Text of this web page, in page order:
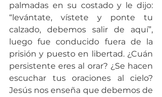
palmadas en su costado y le dijo:
“levántate, vístete y ponte tu
calzado, debemos salir de aquí”,
luego fue conducido fuera de la
prisión y puesto en libertad. ¿Cuán
persistente eres al orar? ¿Se hacen
escuchar tus oraciones al cielo?
Jesús nos enseña que debemos de